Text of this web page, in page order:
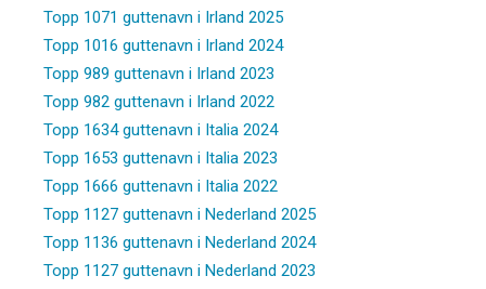
Topp 1071 guttenavn i Irland 2025
Topp 1016 guttenavn i Irland 2024
Topp 989 guttenavn i Irland 2023
Topp 982 guttenavn i Irland 2022
Topp 1634 guttenavn i Italia 2024
Topp 1653 guttenavn i Italia 2023
Topp 1666 guttenavn i Italia 2022
Topp 1127 guttenavn i Nederland 2025
Topp 1136 guttenavn i Nederland 2024
Topp 1127 guttenavn i Nederland 2023